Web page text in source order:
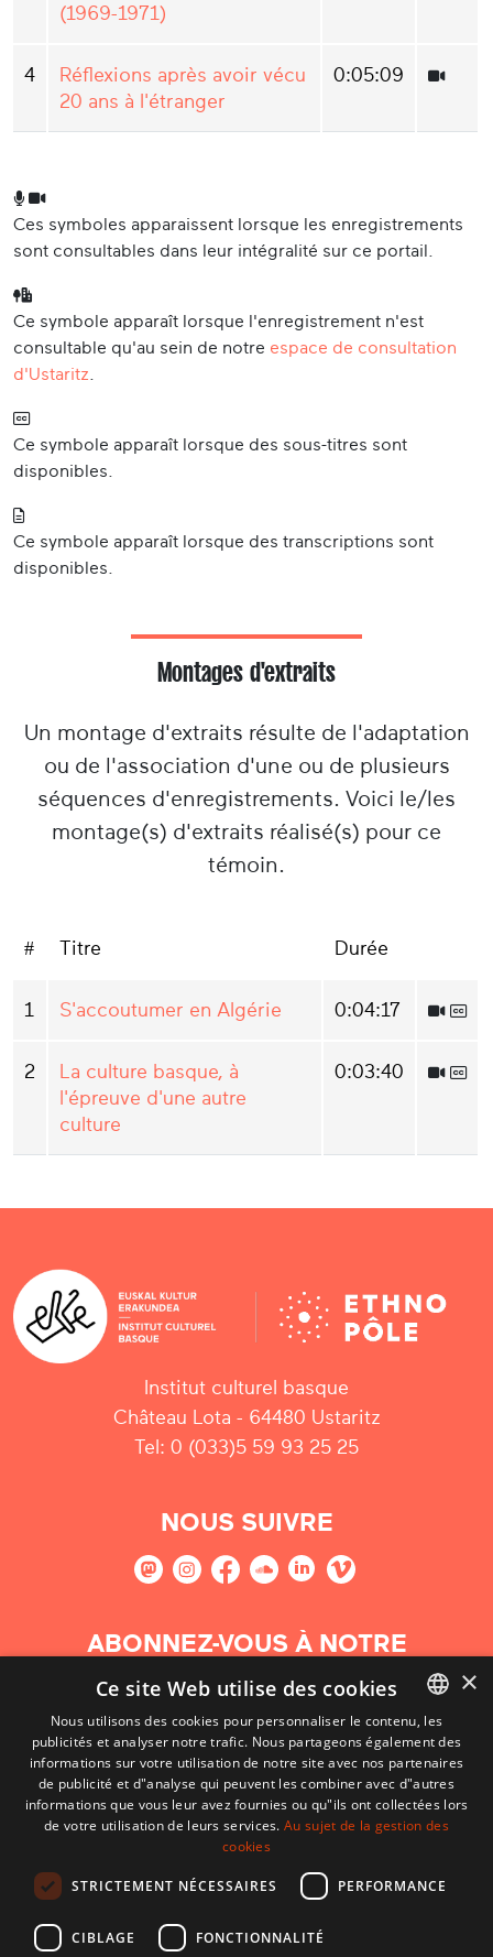
(1969-1971)
4
Réflexions après avoir vécu
20 ans à l'étranger
0:05:09
Ces symboles apparaissent lorsque les enregistrements
sont consultables dans leur intégralité sur ce portail.
Ce symbole apparaît lorsque l'enregistrement n'est
consultable qu'au sein de notre espace de consultation
d'Ustaritz
Ce symbole apparaît lorsque des sous-titres sont
disponibles.
Ce symbole apparaît lorsque des transcriptions sont
disponibles.
Montages d'extraits
Un montage d'extraits résulte de l'adaptation
ou de l'association d'une ou de plusieurs
séquences d'enregistrements. Voici le/les
montage(s) d'extraits réalisé(s) pour ce
témoin.
# Titre Durée
1 S'accoutumer en Algérie 0:04:17
2
La culture basque, à
l'épreuve d'une autre
culture
0:03:40
Institut culturel basque
Château Lota - 64480 Ustaritz
Tel: 0 (033)5 59 93 25 25
NOUS SUIVRE
ABONNEZ-VOUS À NOTRE
NEWSLETTER
S'abonner
BASQUE
FRENCH
×
Ce site Web utilise des cookies
Nous utilisons des cookies pour personnaliser le contenu, les
publicités et analyser notre trafic. Nous partageons également des
informations sur votre utilisation de notre site avec nos partenaires
de publicité et d"analyse qui peuvent les combiner avec d"autres
informations que vous leur avez fournies ou qu"ils ont collectées lors
de votre utilisation de leurs services.Au sujet de la gestion des
cookies
STRICTEMENT NÉCESSAIRES PERFORMANCE
CIBLAGE FONCTIONNALITÉ